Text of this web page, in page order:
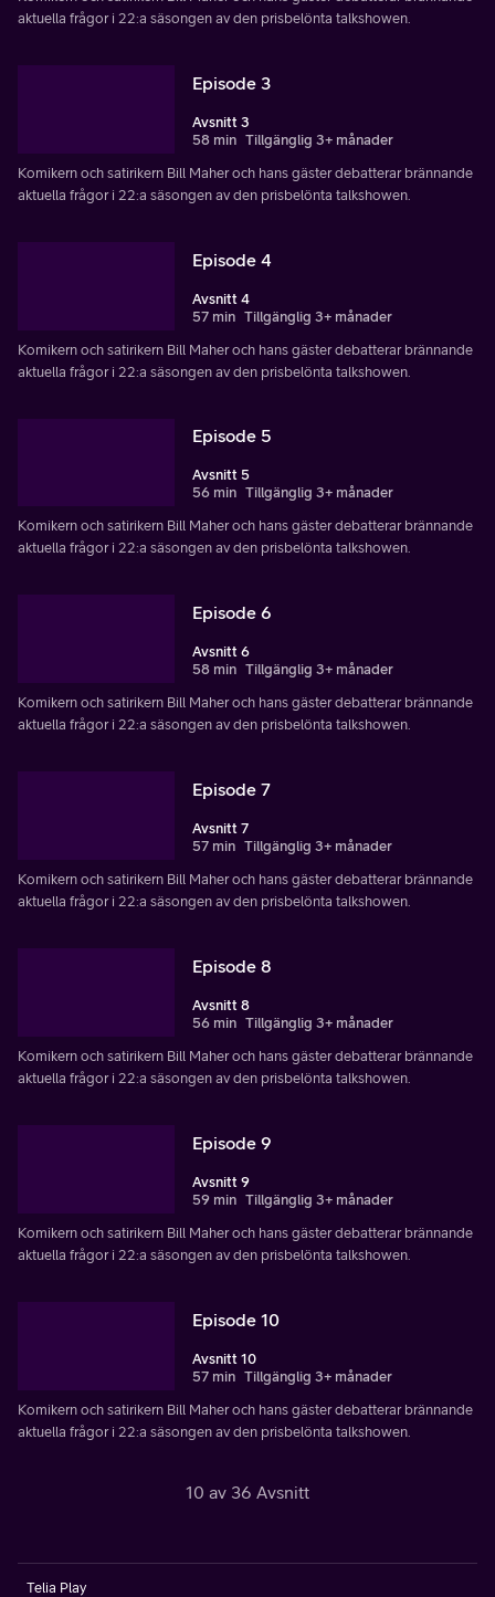
aktuella frågor i 22:a säsongen av den prisbelönta talkshowen.
Episode 3
Avsnitt 3
58 min Tillgänglig 3+ månader
Komikern och satirikern Bill Maher och hans gäster debatterar brännande
aktuella frågor i 22:a säsongen av den prisbelönta talkshowen.
Episode 4
Avsnitt 4
57 min Tillgänglig 3+ månader
Komikern och satirikern Bill Maher och hans gäster debatterar brännande
aktuella frågor i 22:a säsongen av den prisbelönta talkshowen.
Episode 5
Avsnitt 5
56 min Tillgänglig 3+ månader
Komikern och satirikern Bill Maher och hans gäster debatterar brännande
aktuella frågor i 22:a säsongen av den prisbelönta talkshowen.
Episode 6
Avsnitt 6
58 min Tillgänglig 3+ månader
Komikern och satirikern Bill Maher och hans gäster debatterar brännande
aktuella frågor i 22:a säsongen av den prisbelönta talkshowen.
Episode 7
Avsnitt 7
57 min Tillgänglig 3+ månader
Komikern och satirikern Bill Maher och hans gäster debatterar brännande
aktuella frågor i 22:a säsongen av den prisbelönta talkshowen.
Episode 8
Avsnitt 8
56 min Tillgänglig 3+ månader
Komikern och satirikern Bill Maher och hans gäster debatterar brännande
aktuella frågor i 22:a säsongen av den prisbelönta talkshowen.
Episode 9
Avsnitt 9
59 min Tillgänglig 3+ månader
Komikern och satirikern Bill Maher och hans gäster debatterar brännande
aktuella frågor i 22:a säsongen av den prisbelönta talkshowen.
Episode 10
Avsnitt 10
57 min Tillgänglig 3+ månader
Komikern och satirikern Bill Maher och hans gäster debatterar brännande
aktuella frågor i 22:a säsongen av den prisbelönta talkshowen.
10 av 36 Avsnitt
Telia Play